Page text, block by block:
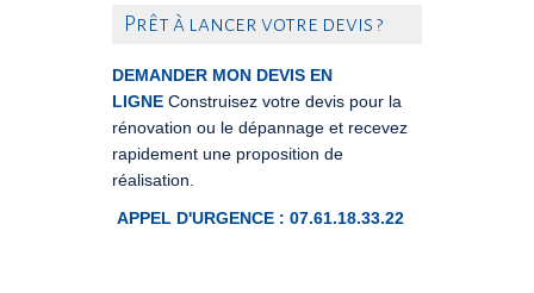
Prêt à lancer votre devis ?
DEMANDER MON DEVIS EN
LIGNE Construisez votre devis pour la
rénovation ou le dépannage et recevez
rapidement une proposition de
réalisation.
APPEL D'URGENCE : 07.61.18.33.22